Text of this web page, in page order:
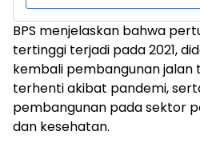
BPS menjelaskan bahwa
tertinggi terjadi pada 2021,
kembali pembangunan jalan
terhenti akibat pandemi,
pembangunan pada sektor
dan kesehatan.